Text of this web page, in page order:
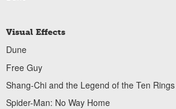
Visual Effects
Dune
Free Guy
Shang-Chi and the Legend of the Ten Rings
Spider-Man: No Way Home